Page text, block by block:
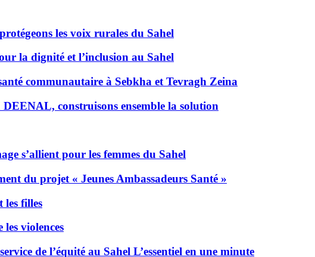
les voix rurales du Sahel
la dignité et l’inclusion au Sahel
communautaire à Sebkha et Tevragh Zeina
construisons ensemble la solution
s’allient pour les femmes du Sahel
du projet « Jeunes Ambassadeurs Santé »
les filles
violences
de l’équité au Sahel L’essentiel en une minute